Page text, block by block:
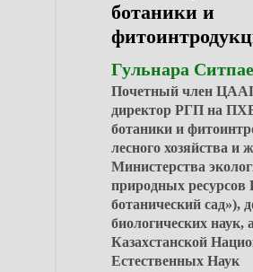
ботаники и
Гульнара
Почетный член
директор РГП на
ботаники и
лесного хозяйства и
Министерства
природных
ботанический сад»),
биологических наук,
Казахстанской
Естественных Наук